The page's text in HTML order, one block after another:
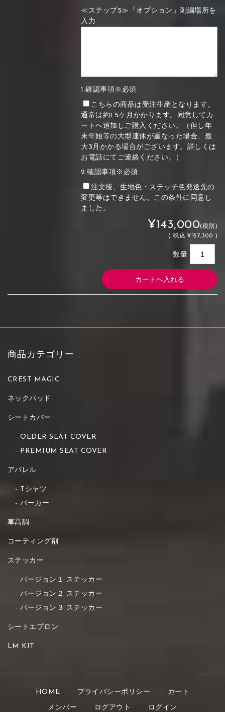
≪ステップ5≫「オプション」刺繍場所を
入力
1.確認事項※必須
こちらの商品は受注生産となります。
通常は約1.5ケ月かかります。同意してカ
ートへ追加しご購入ください。（但し年
末年始等の大型連休が重なった場合、最
大3月かかる場合がございます。詳しくは
お電話にてご連絡ください。）
2.確認事項※必須
注文後、生地色・ステッチ色発送先の
変更等はできません。この条件に同意し
ました。
¥143,000(税別)
(税込 ¥157,300 )
数量
商品カテゴリー
CREST MAGIC
ネックパッド
シートカバー
OEDER SEAT COVER
PREMIUM SEAT COVER
アパレル
Tシャツ
パーカー
車高調
コーティング剤
ステッカー
バージョン１ ステッカー
バージョン２ ステッカー
バージョン３ ステッカー
シートエプロン
LM KIT
HOME プライバシーポリシー カート
メンバー ログアウト ログイン